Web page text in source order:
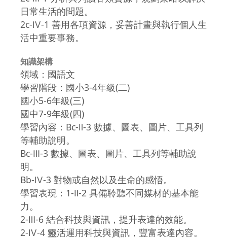
日常生活的問題。
2c-Ⅳ-1 善用各項資源，妥善計畫與執行個人生
活中重要事務。
知識架構
領域：國語文
學習階段：國小3-4年級(二)
國小5-6年級(三)
國中7-9年級(四)
學習內容：Bc-Ⅱ-3 數據、圖表、圖片、工具列
等輔助說明。
Bc-Ⅲ-3 數據、圖表、圖片、工具列等輔助說
明。
Bb-Ⅳ-3 對物或自然以及生命的感悟。
學習表現：1-Ⅱ-2 具備聆聽不同媒材的基本能
力。
2-Ⅲ-6 結合科技與資訊，提升表達的效能。
2-Ⅳ-4 靈活運用科技與資訊，豐富表達內容。